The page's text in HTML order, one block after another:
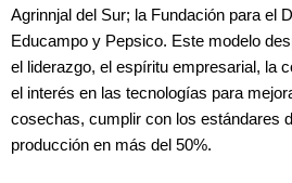
Agrinnjal del Sur; la Fundación para el
Educampo y Pepsico. Este modelo
el liderazgo, el espíritu empresarial, la
el interés en las tecnologías para
cosechas, cumplir con los estándares
producción en más del 50%.